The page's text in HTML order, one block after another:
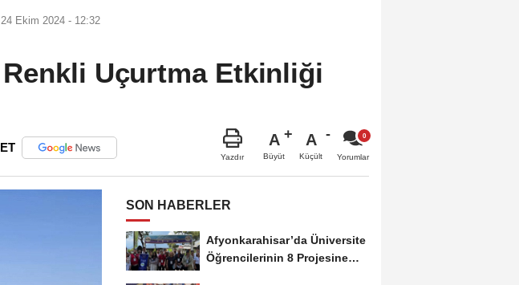
Ekim 2024 - 12:32
Uçurtma Etkinliği
Yazdır
A
Büyüt
A
Küçült Yorumlar
SON HABERLER
Afyonkarahisar’da Üniversite
Öğrencilerinin 8 Projesine